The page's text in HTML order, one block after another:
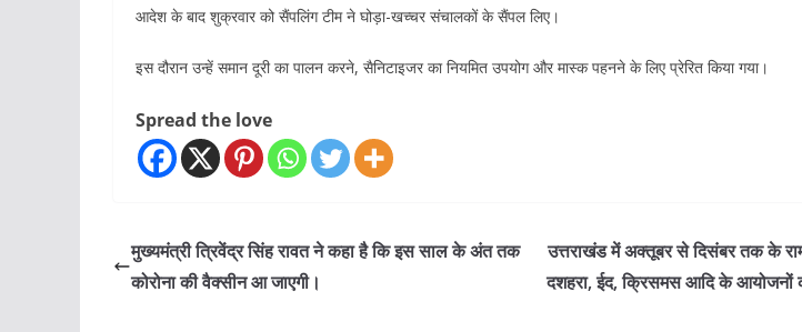
आदेश के बाद शुक्रवार को सैंपलिंग टीम ने घोड़ा-खच्चर संचालकों के सैंपल लिए।
इस दौरान उन्हें समान दूरी का पालन करने, सैनिटाइजर का नियमित उपयोग और मास्क पहनने के लिए प्रेरित किया गया।
Spread the love
मुख्यमंत्री त्रिवेंद्र सिंह रावत ने कहा है कि इस साल के अंत तक
कोरोना की वैक्सीन आ जाएगी।
उत्तराखंड में अक्तूबर से दिसंबर तक के
दशहरा, ईद, क्रिसमस आदि के आयोजनों